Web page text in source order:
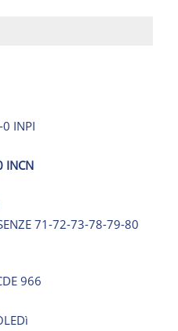
INPI
INCN
71-72-73-78-79-80
966